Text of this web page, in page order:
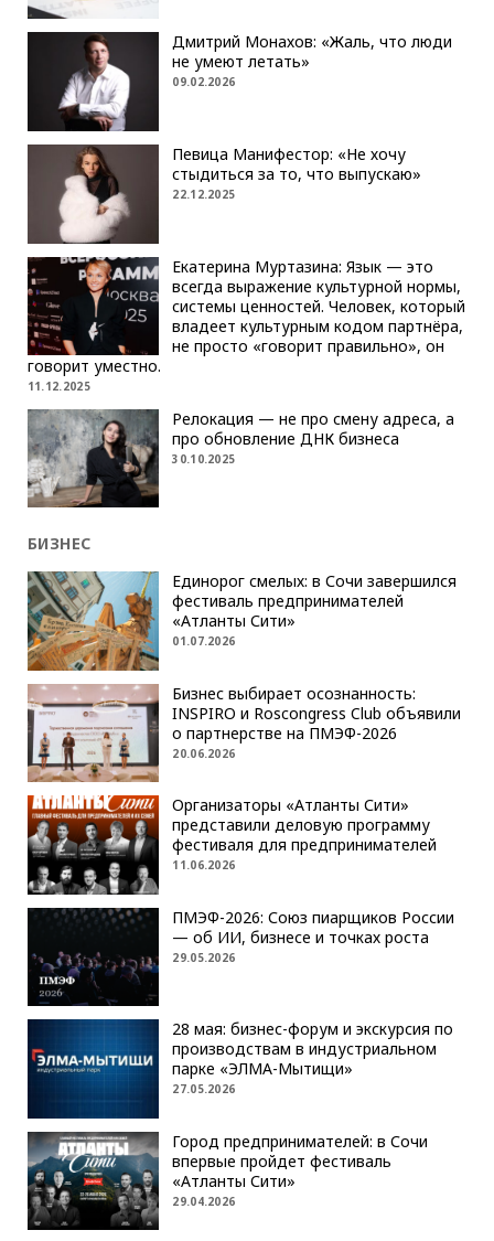
Дмитрий Монахов: «Жаль, что люди
не умеют летать»
09.02.2026
Певица Манифестор: «Не хочу
стыдиться за то, что выпускаю»
22.12.2025
Екатерина Муртазина: Язык — это
всегда выражение культурной нормы,
системы ценностей. Человек, который
владеет культурным кодом партнёра,
не просто «говорит правильно», он
говорит уместно.
11.12.2025
Релокация — не про смену адреса, а
про обновление ДНК бизнеса
30.10.2025
БИЗНЕС
Единорог смелых: в Сочи завершился
фестиваль предпринимателей
«Атланты Сити»
01.07.2026
Бизнес выбирает осознанность:
INSPIRO и Roscongress Club объявили
о партнерстве на ПМЭФ-2026
20.06.2026
Организаторы «Атланты Сити»
представили деловую программу
фестиваля для предпринимателей
11.06.2026
ПМЭФ-2026: Союз пиарщиков России
— об ИИ, бизнесе и точках роста
29.05.2026
28 мая: бизнес-форум и экскурсия по
производствам в индустриальном
парке «ЭЛМА-Мытищи»
27.05.2026
Город предпринимателей: в Сочи
впервые пройдет фестиваль
«Атланты Сити»
29.04.2026